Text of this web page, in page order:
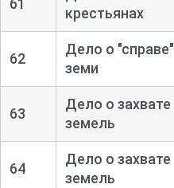
61
крестьянах
62
Дело о "справе"
земи
63
Дело о захвате
земель
64
Дело о захвате
земель